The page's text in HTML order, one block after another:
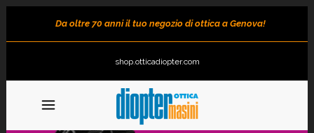
Da oltre 70 anni il tuo negozio di ottica a Genova!
shop.otticadiopter.com